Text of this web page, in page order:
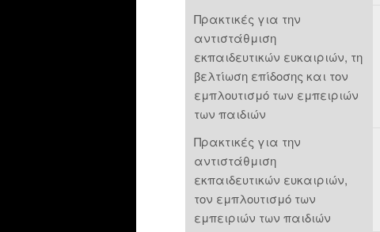
Πρακτικές για την
αντιστάθμιση
εκπαιδευτικών ευκαιριών, τη
βελτίωση επίδοσης και τον
εμπλουτισμό των εμπειριών
των παιδιών
Πρακτικές για την
αντιστάθμιση
εκπαιδευτικών ευκαιριών,
τον εμπλουτισμό των
εμπειριών των παιδιών